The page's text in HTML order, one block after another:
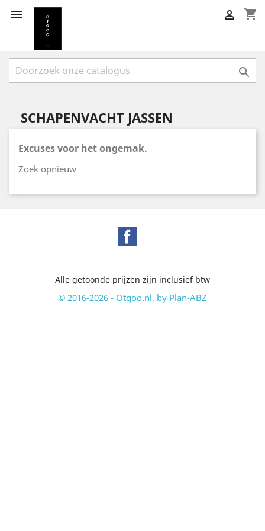
 shopping_cart


SCHAPENVACHT JASSEN
Excuses voor het ongemak.
Zoek opnieuw
Alle getoonde prijzen zijn inclusief btw
© 2016-2026 - Otgoo.nl, by Plan-ABZ